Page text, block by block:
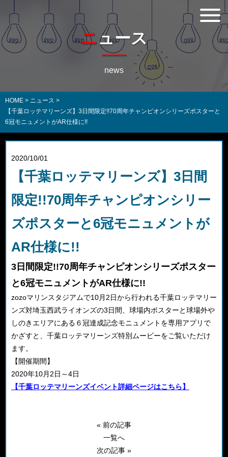
ニュース
news
HOME > ニュース >
【千葉ロッテマリーンズ】3日間限定!!70周年チャンピオンシリーズポスターと
6冠モニュメントがAR仕様に!!
2020/10/01
【千葉ロッテマリーンズ】3日間
限定!!70周年チャンピオンシリー
ズポスターと6冠モニュメントが
AR仕様に!!
3日間限定!!70周年チャンピオンシリーズポスター
と6冠モニュメントがAR仕様に!!
zozoマリンスタジアムで10月2日から行われる千葉ロッテマリー
ンズ対埼玉西武ライオンズの3日間、球場内ポスターと球場外や
しのきエリアにある６冠達成記念モニュメントを専用アプリで
かざすと、千葉ロッテマリーンズ特別ムービーをご覧いただけ
ます。
【開催期間】
2020年10月2日～4日
【千葉ロッテマリーンズイベント詳細ページはこちら】
« 前の記事
一覧へ
次の記事 »